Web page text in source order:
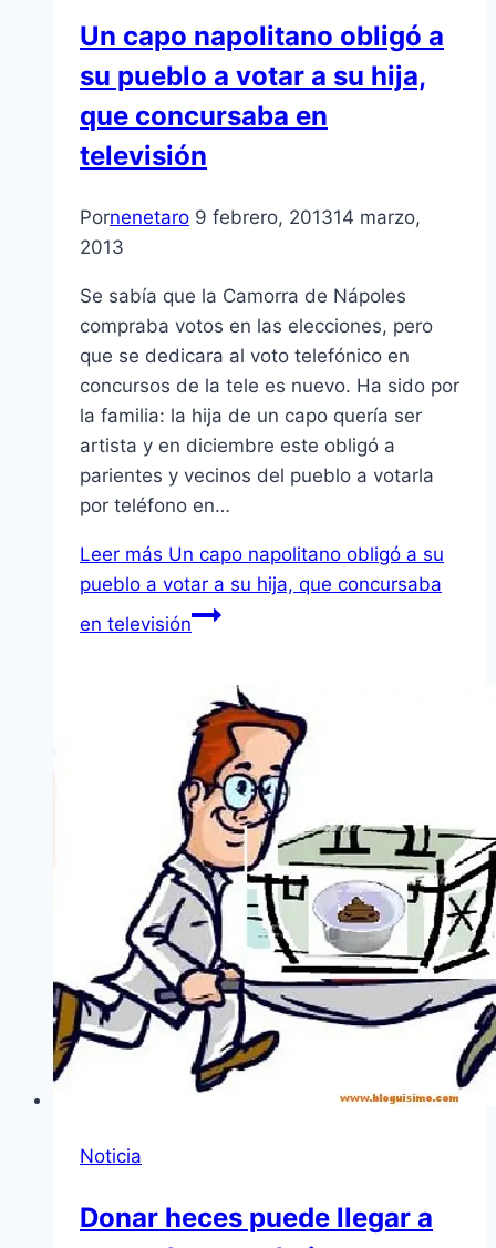
Un capo napolitano obligó a
su pueblo a votar a su hija,
que concursaba en
televisión
Pornenetaro 9 febrero, 201314 marzo,
2013
Se sabí­a que la Camorra de Nápoles
compraba votos en las elecciones, pero
que se dedicara al voto telefónico en
concursos de la tele es nuevo. Ha sido por
la familia: la hija de un capo querí­a ser
artista y en diciembre este obligó a
parientes y vecinos del pueblo a votarla
por teléfono en…
Leer más Un capo napolitano obligó a su
pueblo a votar a su hija, que concursaba
en televisión
Noticia
Donar heces puede llegar a